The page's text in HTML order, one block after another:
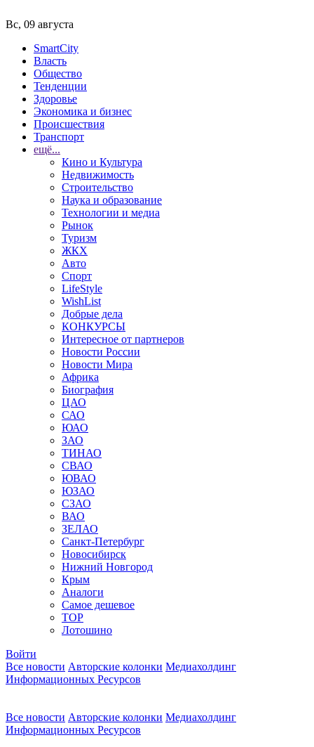
Вс, 09 августа
SmartCity
Власть
Общество
Тенденции
Здоровье
Экономика и бизнес
Происшествия
Транспорт
ещё...
Кино и Культура
Недвижимость
Строительство
Наука и образование
Технологии и медиа
Рынок
Туризм
ЖКХ
Авто
Спорт
LifeStyle
WishList
Добрые дела
КОНКУРСЫ
Интересное от партнеров
Новости России
Новости Мира
Африка
Биография
ЦАО
САО
ЮАО
ЗАО
ТИНАО
СВАО
ЮВАО
ЮЗАО
СЗАО
ВАО
ЗЕЛАО
Санкт-Петербург
Новосибирск
Нижний Новгород
Крым
Аналоги
Самое дешевое
TOP
Лотошино
Войти
Все новости Авторские колонки Медиахолдинг
Информационных Ресурсов
Все новости Авторские колонки Медиахолдинг
Информационных Ресурсов